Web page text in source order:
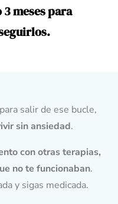
meses para
salir de ese bucle,
sin ansiedad.
con otras terapias,
no te funcionaban.
y sigas medicada.